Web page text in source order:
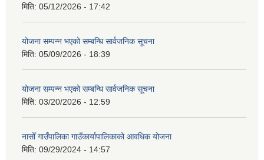
मिति: 05/12/2026 - 17:42
योजना सम्पन्न भएको सम्बन्धि सार्वजनिक सूचना
मिति: 05/09/2026 - 18:39
योजना सम्पन्न भएको सम्बन्धि सार्वजनिक सूचना
मिति: 03/20/2026 - 12:59
नासोँ गाउँपालिका गाउँकार्यापालिकाको आवधिक योजना
मिति: 09/29/2024 - 14:57